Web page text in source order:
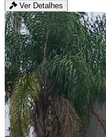
Ver Detalhes